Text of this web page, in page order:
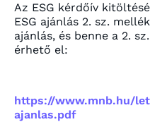
Az ESG kérdőív
ESG ajánlás 2. sz.
ajánlás, és benne a 2.
érhető el:
https://www.mnb.hu/
ajanlas.pdf